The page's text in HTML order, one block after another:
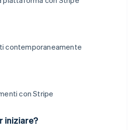
contemporaneamente
con Stripe
iniziare?